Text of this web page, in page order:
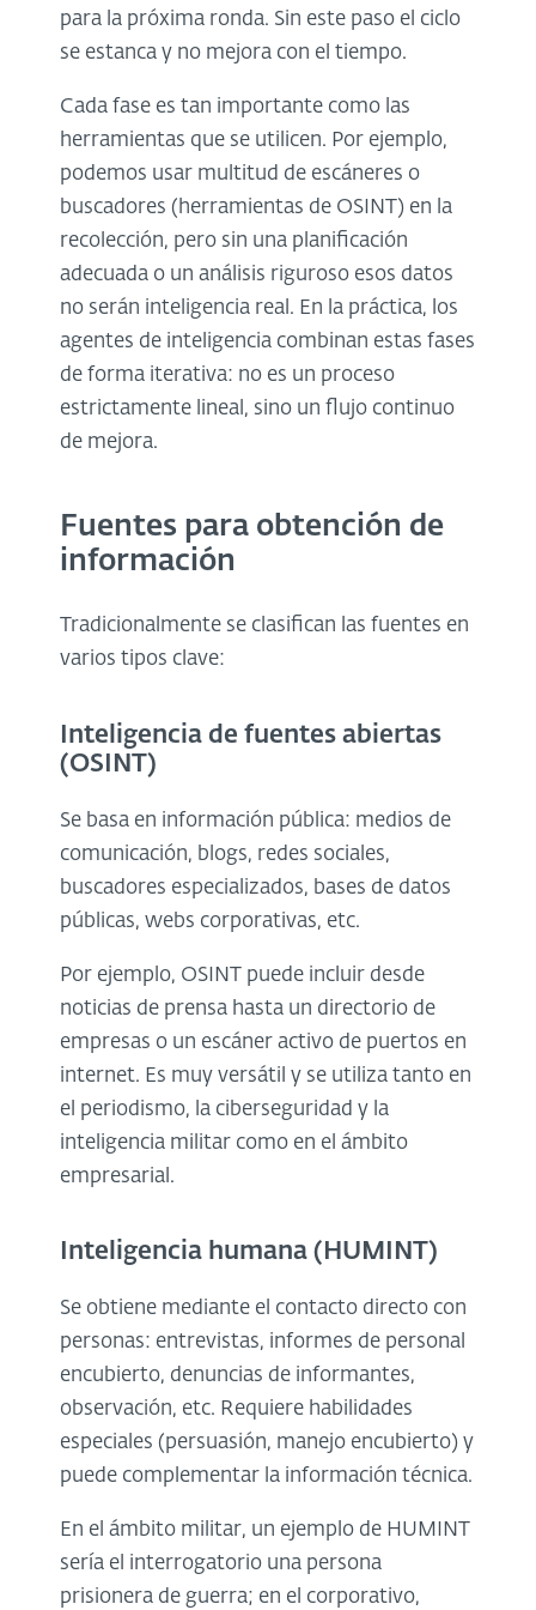
para la próxima ronda. Sin este paso el ciclo
se estanca y no mejora con el tiempo.
Cada fase es tan importante como las
herramientas que se utilicen. Por ejemplo,
podemos usar multitud de escáneres o
buscadores (herramientas de OSINT) en la
recolección, pero sin una planificación
adecuada o un análisis riguroso esos datos
no serán inteligencia real. En la práctica, los
agentes de inteligencia combinan estas fases
de forma iterativa: no es un proceso
estrictamente lineal, sino un flujo continuo
de mejora.
Fuentes para obtención de
información
Tradicionalmente se clasifican las fuentes en
varios tipos clave:
Inteligencia de fuentes abiertas
(OSINT)
Se basa en información pública: medios de
comunicación, blogs, redes sociales,
buscadores especializados, bases de datos
públicas, webs corporativas, etc.
Por ejemplo, OSINT puede incluir desde
noticias de prensa hasta un directorio de
empresas o un escáner activo de puertos en
internet. Es muy versátil y se utiliza tanto en
el periodismo, la ciberseguridad y la
inteligencia militar como en el ámbito
empresarial.
Inteligencia humana (HUMINT)
Se obtiene mediante el contacto directo con
personas: entrevistas, informes de personal
encubierto, denuncias de informantes,
observación, etc. Requiere habilidades
especiales (persuasión, manejo encubierto) y
puede complementar la información técnica.
En el ámbito militar, un ejemplo de HUMINT
sería el interrogatorio una persona
prisionera de guerra; en el corporativo,